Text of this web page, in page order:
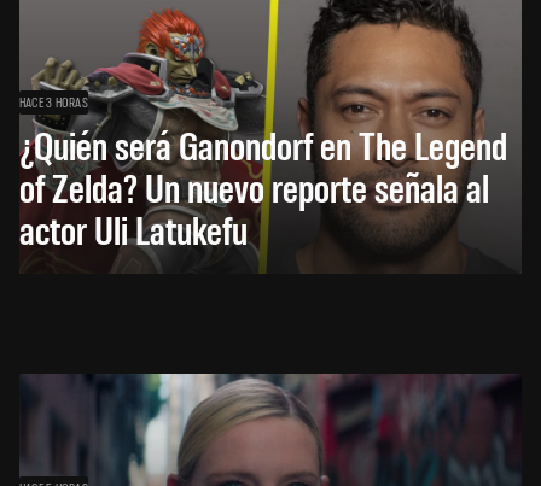
HACE 3 HORAS
¿Quién será Ganondorf en The Legend
of Zelda? Un nuevo reporte señala al
actor Uli Latukefu